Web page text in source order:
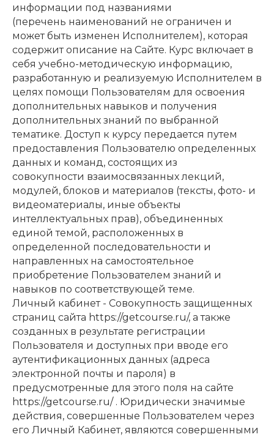
информации под названиями
(перечень наименований не ограничен и
может быть изменен Исполнителем), которая
содержит описание на Сайте. Курс включает в
себя учебно-методическую информацию,
разработанную и реализуемую Исполнителем в
целях помощи Пользователям для освоения
дополнительных навыков и получения
дополнительных знаний по выбранной
тематике. Доступ к курсу передается путем
предоставления Пользователю определенных
данных и команд, состоящих из
совокупности взаимосвязанных лекций,
модулей, блоков и материалов (тексты, фото- и
видеоматериалы, иные объекты
интеллектуальных прав), объединенных
единой темой, расположенных в
определенной последовательности и
направленных на самостоятельное
приобретение Пользователем знаний и
навыков по соответствующей теме.
Личный кабинет - Совокупность защищенных
страниц сайта https://getcourse.ru/, а также
созданных в результате регистрации
Пользователя и доступных при вводе его
аутентификационных данных (адреса
электронной почты и пароля) в
предусмотренные для этого поля на сайте
https://getcourse.ru/ . Юридически значимые
действия, совершенные Пользователем через
его Личный Кабинет, являются совершенными